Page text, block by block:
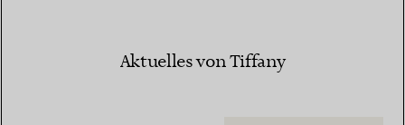
Aktuelles von Tiffany